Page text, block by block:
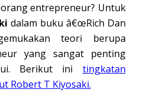
entrepreneur? Untuk
dalam buku â€œRich Dan
teori berupa
yang sangat penting
Berikut ini tingkatan
Robert T Kiyosaki.